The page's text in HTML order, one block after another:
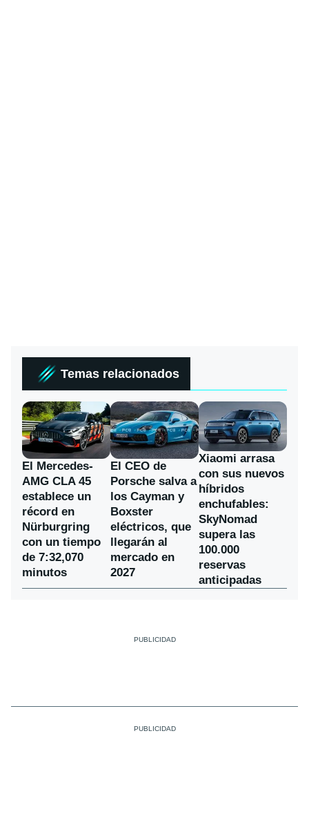
Temas relacionados
El Mercedes-
AMG CLA 45
establece un
récord en
Nürburgring
con un tiempo
de 7:32,070
minutos
El CEO de
Porsche salva a
los Cayman y
Boxster
eléctricos, que
llegarán al
mercado en
2027
Xiaomi arrasa
con sus nuevos
híbridos
enchufables:
SkyNomad
supera las
100.000
reservas
anticipadas